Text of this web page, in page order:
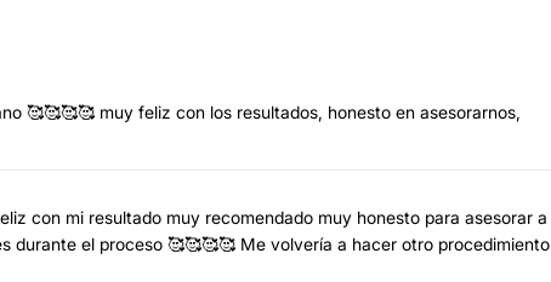
🥰🥰🥰🥰 muy feliz con los resultados, honesto en asesorarnos,
con mi resultado muy recomendado muy honesto para asesorar a
durante el proceso 🥰🥰🥰🥰 Me volvería a hacer otro procedimiento